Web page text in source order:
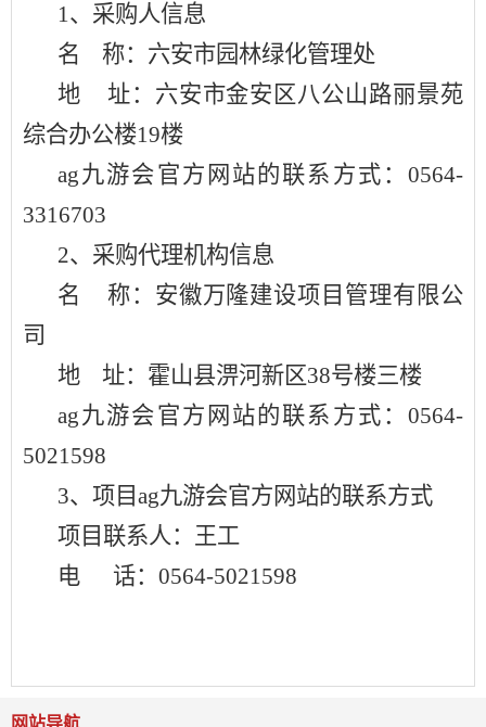
1、采购人信息
名
称：六安市园林绿化管理处
地
址：六安市金安区八公山路丽景苑
综合办公楼19楼
ag九游会官方网站的联系方式： 0564-
3316703
2、采购代理机构信息
名
称：安徽万隆建设项目管理有限公
司
地
址：霍山县淠河新区38号楼三楼
ag九游会官方网站的联系方式： 0564-
5021598
3、项目ag九游会官方网站的联系方式
项目联系人：王工
电
话： 0564-5021598
网站导航